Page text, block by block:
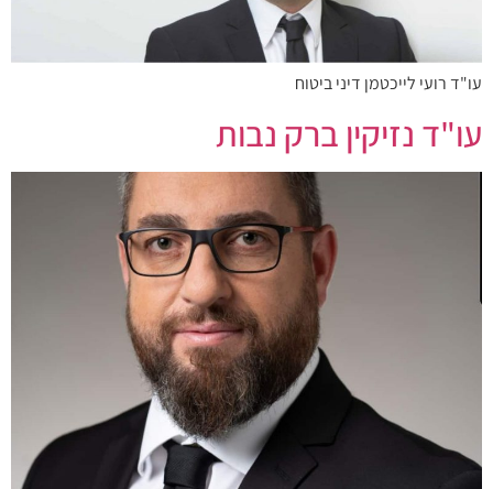
עו"ד רועי לייכטמן דיני ביטוח
עו"ד נזיקין ברק נבות